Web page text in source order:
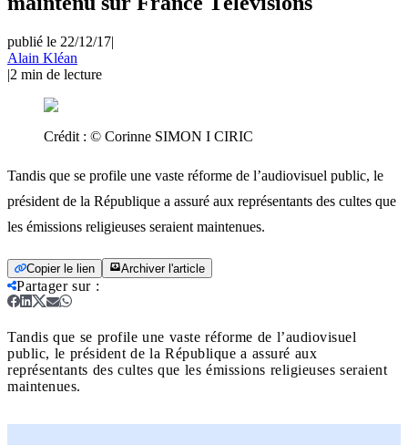
publié le 22/12/17|
Alain Kléan
|2 min de lecture
Crédit : © Corinne SIMON I CIRIC
Tandis que se profile une vaste réforme de l’audiovisuel public, le
président de la République a assuré aux représentants des cultes que
les émissions religieuses seraient maintenues.
Copier le lien Archiver l'article
Partager sur:
Tandis que se profile une vaste réforme de l’audiovisuel
public, le président de la République a assuré aux
représentants des cultes que les émissions religieuses seraient
maintenues.